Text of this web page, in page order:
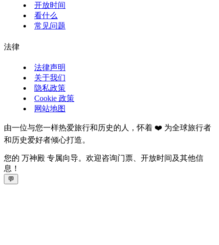
开放时间
看什么
常见问题
法律
法律声明
关于我们
隐私政策
Cookie 政策
网站地图
由一位与您一样热爱旅行和历史的人，怀着 ❤️ 为全球旅行者
和历史爱好者倾心打造。
您的 万神殿 专属向导。欢迎咨询门票、开放时间及其他信
息！
💬